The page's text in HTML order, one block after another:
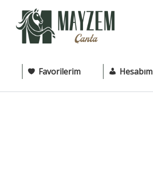
Favorilerim Hesabım